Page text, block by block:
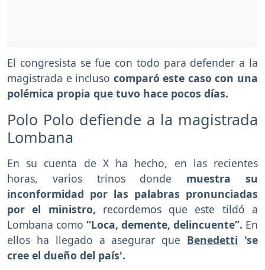
El congresista se fue con todo para defender a la
magistrada e incluso comparó este caso con una
polémica propia que tuvo hace pocos días.
Polo Polo defiende a la magistrada
Lombana
En su cuenta de X ha hecho, en las recientes
horas, varios trinos donde muestra su
inconformidad por las palabras pronunciadas
por el ministro, recordemos que este tildó a
Lombana como “Loca, demente, delincuente”. En
ellos ha llegado a asegurar que Benedetti 'se
cree el dueño del país'.